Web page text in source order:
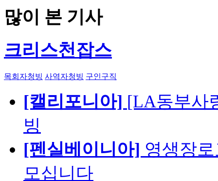
많이 본 기사
크리스천잡스
목회자청빙 사역자청빙 구인구직
[캘리포니아] [LA동부사
빙
[펜실베이니아] 영생장
모십니다